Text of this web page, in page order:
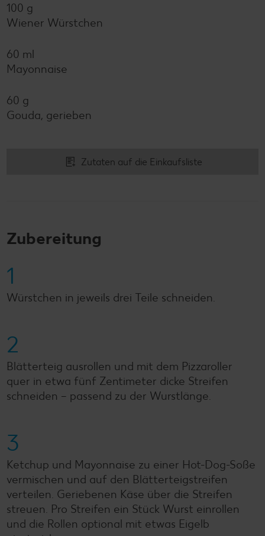
100 g
Wiener Würstchen
60 ml
Mayonnaise
60 g
Gouda, gerieben
Zutaten auf die Einkaufsliste
Zubereitung
1
Würstchen in jeweils drei Teile schneiden.
2
Blätterteig ausrollen und mit dem Pizzaroller
quer in etwa fünf Zentimeter dicke Streifen
schneiden – passend zu der Wurstlänge.
3
Ketchup und Mayonnaise zu einer Hot-Dog-Soße
vermischen und auf den Blätterteigstreifen
verteilen. Geriebenen Käse über die Streifen
streuen. Pro Streifen ein Stück Wurst einrollen
und die Rollen optional mit etwas Eigelb